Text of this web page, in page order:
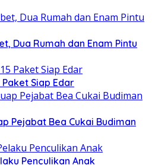
Dua Rumah dan Enam Pintu
Siap Edar
Pejabat Bea Cukai Budiman
Penculikan Anak